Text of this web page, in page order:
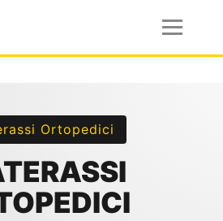
Ortopedici